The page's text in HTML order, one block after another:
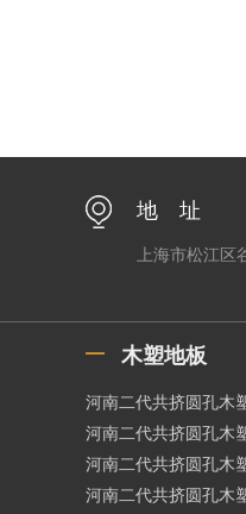
地 址
上海市松江区
木塑地板
河南二代共挤圆孔木